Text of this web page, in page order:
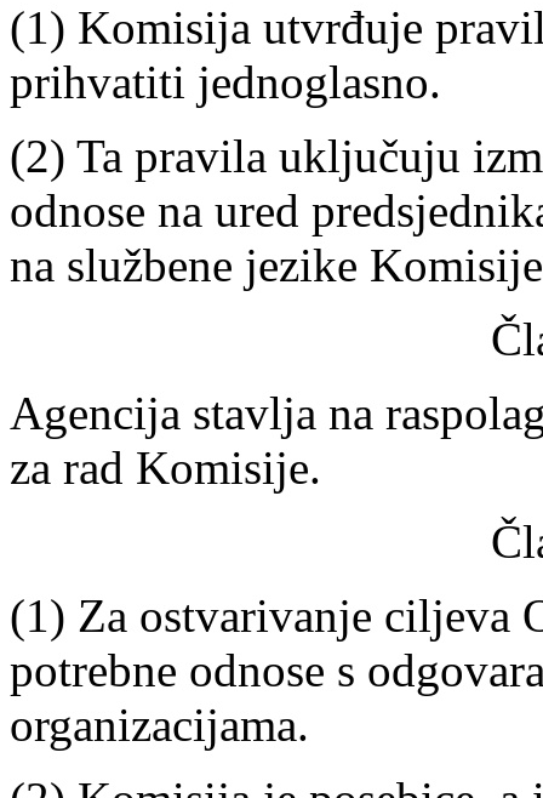
(1) Komisija utvrđuje
prihvatiti jednoglasno.
(2) Ta pravila uključuju
odnose na ured
na službene jezike
Agencija stavlja na
za rad Komisije.
(1) Za ostvarivanje ciljeva
potrebne odnose s
organizacijama.